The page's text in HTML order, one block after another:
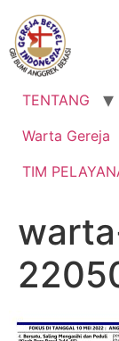
Lewati
konten
TENTANG
Warta Gereja
TIM